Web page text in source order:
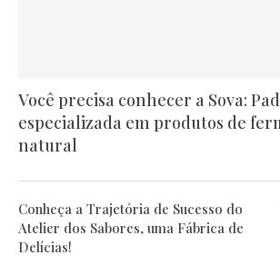
Você precisa conhecer a Sova:
especializada em produtos de
natural
Conheça a Trajetória de Sucesso do
Atelier dos Sabores, uma Fábrica de
Delícias!